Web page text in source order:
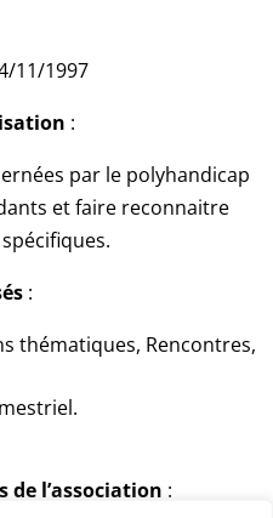
11/1997
:
par le polyhandicap
et faire reconnaitre
:
thématiques, Rencontres,
l’association :